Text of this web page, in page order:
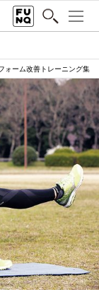
ォーム改善トレーニング集